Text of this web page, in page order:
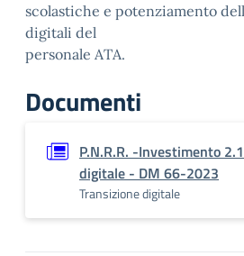
scolastiche e potenziamento
digitali del
personale ATA.
Documenti
P.N.R.R. -Investimento
digitale - DM 66-2023
Transizione digitale